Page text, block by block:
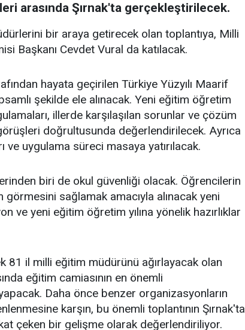
arasında Şırnak'ta gerçekleştirilecek.
bir araya getirecek olan toplantıya, Milli
Başkanı Cevdet Vural da katılacak.
hayata geçirilen Türkiye Yüzyılı Maarif
şekilde ele alınacak. Yeni eğitim öğretim
illerde karşılaşılan sorunlar ve çözüm
doğrultusunda değerlendirilecek. Ayrıca
uygulama süreci masaya yatırılacak.
biri de okul güvenliği olacak. Öğrencilerin
sağlamak amacıyla alınacak yeni
ve yeni eğitim öğretim yılına yönelik hazırlıklar
81 il milli eğitim müdürünü ağırlayacak olan
eğitim camiasının en önemli
Daha önce benzer organizasyonların
karşın, bu önemli toplantının Şırnak'ta
çeken bir gelişme olarak değerlendiriliyor.